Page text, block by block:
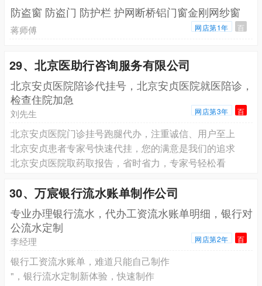
防盗窗 防盗门 防护栏 护网断桥铝门窗金刚网纱窗
蒋师傅 网店第1年 百
29、北京医助行咨询服务有限公司
北京安贞医院陪诊代挂号，北京安贞医院就医陪诊，
检查住院加急
刘先生 网店第3年 百
北京安贞医院门诊挂号跑腿代办，注重诚信、用户至上
北京安贞患者专家号快速代挂，您的满意是我们的追求
北京安贞医院取药取报告，省时省力，专家号轻松看
30、万宸银行流水账单制作公司
专业办理银行流水，代办工资流水账单明细，银行对
公流水定制
李经理 网店第2年 百
银行工资流水账单，难道只能自己制作
"，银行流水定制新体验，快速制作